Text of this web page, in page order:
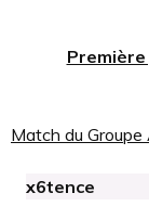
Match du Groupe
x6tence